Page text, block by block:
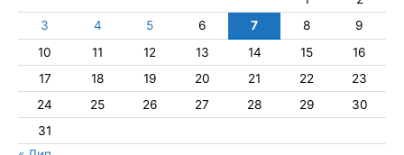
3
4 5 6 7 8
9
10
11 12 13 14 15
16
17
18 19 20 21 22
23
24
25 26 27 28 29
30
31